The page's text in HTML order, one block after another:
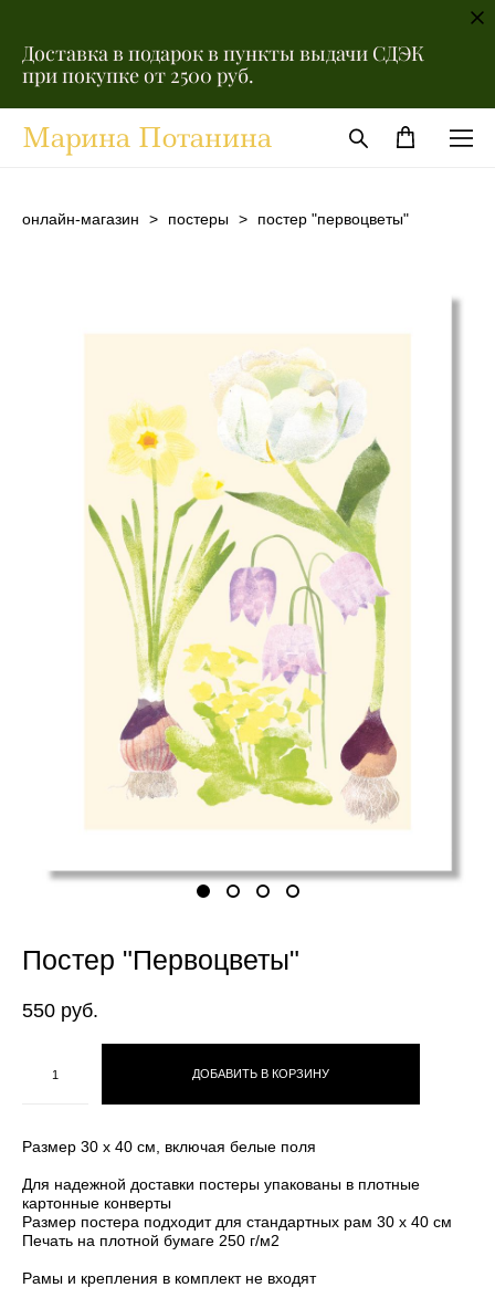
Доставка в подарок в пункты выдачи СДЭК
при покупке от 2500 руб.
Марина Потанина
онлайн-магазин > постеры > постер "первоцветы"
Постер "Первоцветы"
550 pуб.
ДОБАВИТЬ В КОРЗИНУ
Размер 30 х 40 см, включая белые поля
Для надежной доставки постеры упакованы в плотные
картонные конверты
Размер постера подходит для стандартных рам 30 х 40 см
Печать на плотной бумаге 250 г/м2
Рамы и крепления в комплект не входят